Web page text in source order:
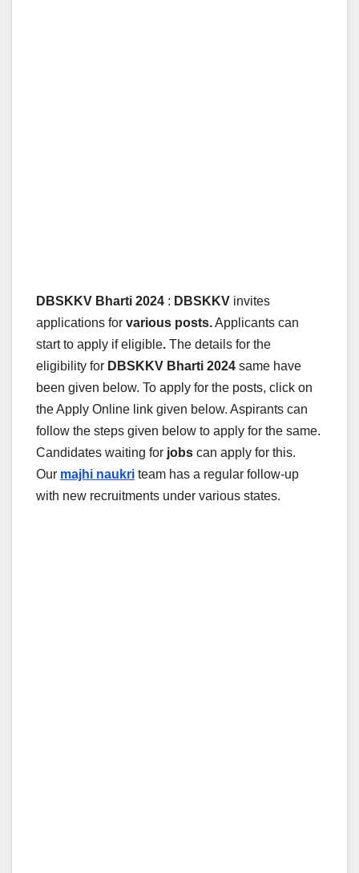
DBSKKV Bharti 2024 : DBSKKV invites
applications for various posts.Applicants can
start to apply if eligible. The details for the
eligibility for DBSKKV Bharti 2024 same have
been given below. To apply for the posts, click on
the Apply Online link given below. Aspirants can
follow the steps given below to apply for the same.
Candidates waiting for jobs can apply for this.
Our majhi naukri team has a regular follow-up
with new recruitments under various states.